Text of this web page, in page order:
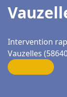
Intervention
Vauzelles